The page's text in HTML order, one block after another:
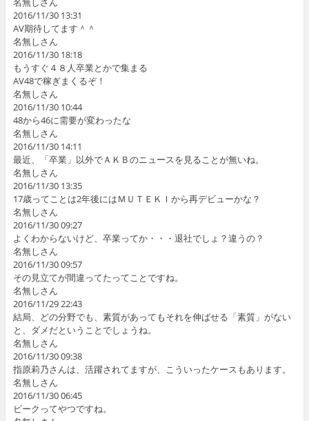
2016/11/30 13:31
AV期待してます＾＾
名無しさん
2016/11/30 18:18
もうすぐ４８人卒業とかで集まる
AV48で稼ぎまくるぞ！
名無しさん
2016/11/30 10:44
48から46に需要が変わったな
名無しさん
2016/11/30 14:11
最近、「卒業」以外でＡＫＢのニュースを見ることが無いね。
名無しさん
2016/11/30 13:35
17歳ってことは2年後にはＭＵＴＥＫＩから再デビューかな？
名無しさん
2016/11/30 09:27
よくわからないけど、卒業ってか・・・退社でしょ？違うの？
名無しさん
2016/11/30 09:57
その見立てが間違ってたってことですね。
名無しさん
2016/11/29 22:43
結局、どの分野でも、素質があってもそれを伸ばせる「素質」がない
と、ダメだということでしょうね。
名無しさん
2016/11/30 09:38
指原莉乃さんは、活躍されてますが、こういったケースもあります。
名無しさん
2016/11/30 06:45
ビークってやつですね。